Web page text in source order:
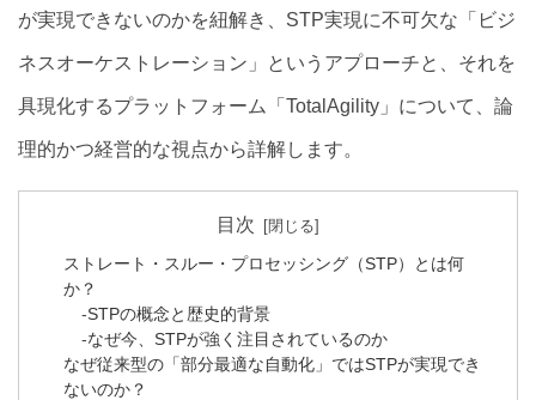
が実現できないのかを紐解き、STP実現に不可欠な「ビジ
ネスオーケストレーション」というアプローチと、それを
具現化するプラットフォーム「TotalAgility」について、論
理的かつ経営的な視点から詳解します。
目次
ストレート・スルー・プロセッシング（STP）とは何
か？
STPの概念と歴史的背景
なぜ今、STPが強く注目されているのか
なぜ従来型の「部分最適な自動化」ではSTPが実現でき
ないのか？